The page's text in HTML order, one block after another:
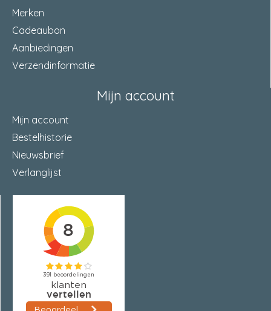
Merken
Cadeaubon
Aanbiedingen
Verzendinformatie
Mijn account
Mijn account
Bestelhistorie
Nieuwsbrief
Verlanglijst